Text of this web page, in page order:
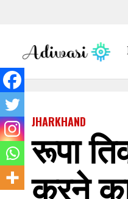
JHARKHAND
रूपा